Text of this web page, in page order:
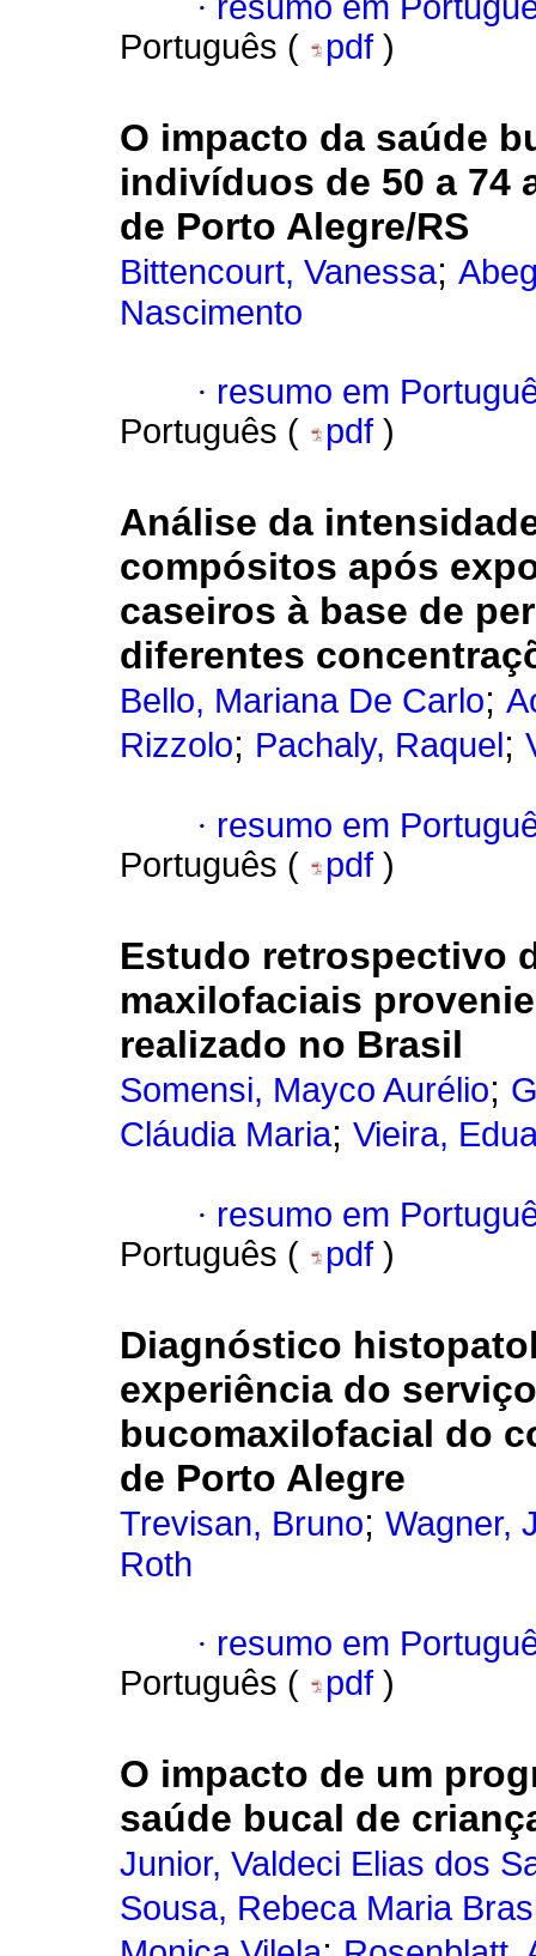
Português (
pdf )
O impacto da saúde
indivíduos de 50 a 74
de Porto Alegre/RS
Bittencourt, Vanessa;
Nascimento
· resumo em
Português (
pdf )
Análise da
compósitos após
caseiros à base de
diferentes
Bello, Mariana De Carlo;
Rizzolo; Pachaly, Raquel ;
· resumo em
Português (
pdf )
Estudo retrospectivo
maxilofaciais
realizado no Brasil
Somensi, Mayco Aurélio;
Cláudia Maria; Vieira,
· resumo em
Português (
pdf )
Diagnóstico
experiência do
bucomaxilofacial do
de Porto Alegre
Trevisan, Bruno; Wagner,
Roth
· resumo em
Português (
pdf )
O impacto de um
saúde bucal de
Junior, Valdeci Elias dos
Sousa, Rebeca Maria